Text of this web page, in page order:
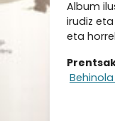
Album
irudiz
eta